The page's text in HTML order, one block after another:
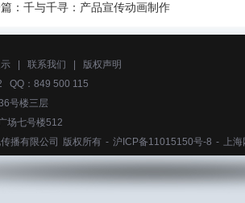
： 千与千寻：产品宣传动画制作
联系我们
版权声明
QQ：849 500 115
号楼三层
场七号楼512
播有限公司 版权所有 - 沪ICP备11015150号-8 - 上海